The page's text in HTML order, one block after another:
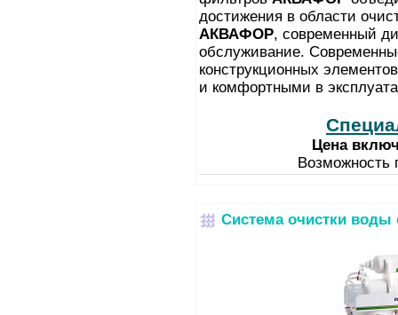
достижения в области
АКВАФОР, современный
обслуживание.
конструкционных
и комфортными в
Цена
Возможность
Система очистки